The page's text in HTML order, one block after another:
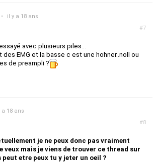
#7
• il y a 18 ans
avec plusieurs piles...
des EMG et la basse c est une hohner..noll ou
de preampli ?
#8
a 18 ans
je ne peux donc pas vraiment
mais je viens de trouver ce thread sur
peut etre peux tu y jeter un oeil ?